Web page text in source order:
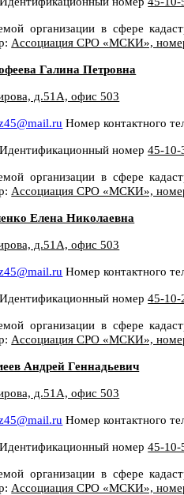
организации в сфере
Ассоциация СРО «МСКИ»,
Галина Петровна
д.51А, офис 503
45@mail.ru Номер контактного
Идентификационный номер45-
организации в сфере
Ассоциация СРО «МСКИ»,
Елена Николаевна
д.51А, офис 503
45@mail.ru Номер контактного
Идентификационный номер45-
организации в сфере
Ассоциация СРО «МСКИ»,
Андрей Геннадьевич
д.51А, офис 503
45@mail.ru Номер контактного
Идентификационный номер45-
организации в сфере
Ассоциация СРО «МСКИ»,